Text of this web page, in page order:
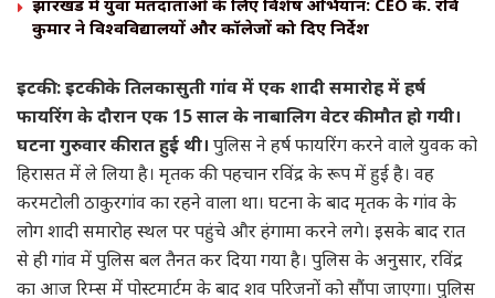
झारखंड में युवा मतदाताओं के लिए विशेष अभियान: CEO के. रवि
कुमार ने विश्वविद्यालयों और कॉलेजों को दिए निर्देश
इटकी : इटकी के तिलकासुती गांव में एक शादी समारोह में हर्ष
फायरिंग के दौरान एक 15 साल के नाबालिग वेटर की मौत हो गयी।
घटना गुरुवार की रात हुई थी। पुलिस ने हर्ष फायरिंग करने वाले युवक को
हिरासत में ले लिया है। मृतक की पहचान रविंद्र के रूप में हुई है। वह
करमटोली ठाकुरगांव का रहने वाला था। घटना के बाद मृतक के गांव के
लोग शादी समारोह स्थल पर पहुंचे और हंगामा करने लगे। इसके बाद रात
से ही गांव में पुलिस बल तैनत कर दिया गया है। पुलिस के अनुसार, रविंद्र
का आज रिम्स में पोस्टमार्टम के बाद शव परिजनों को सौंपा जाएगा। पुलिस